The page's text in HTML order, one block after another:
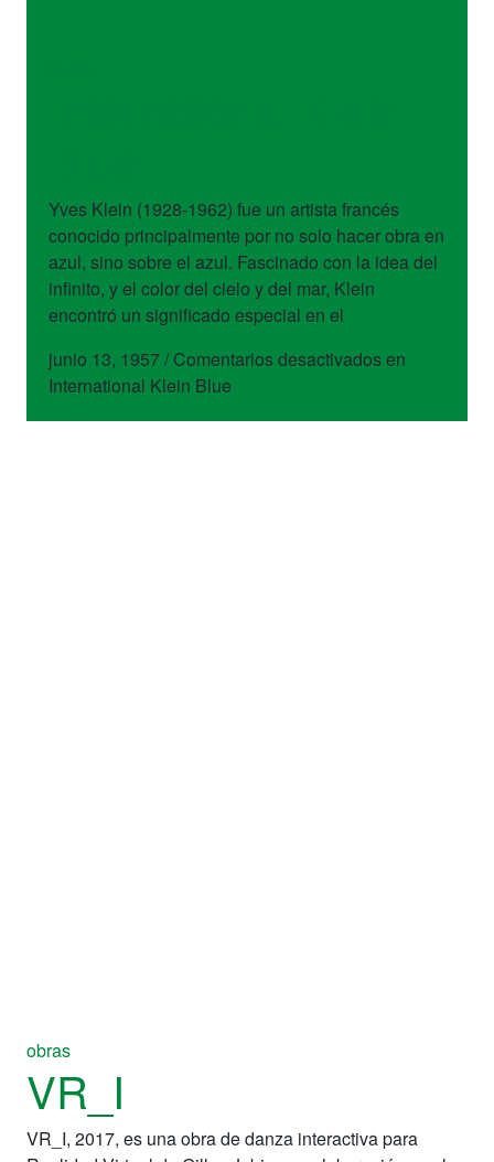
Yves Klein (1928-1962) fue un artista francés
conocido principalmente por no solo hacer obra en
azul, sino sobre el azul. Fascinado con la idea del
infinito, y el color del cielo y del mar, Klein
encontró un significado especial en el
junio 13, 1957/ Comentarios desactivadosen
International Klein Blue
obras
VR_I
VR_I, 2017, es una obra de danza interactiva para